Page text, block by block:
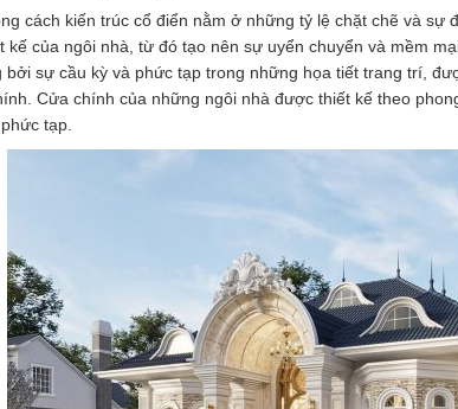
cách kiến trúc cổ điển nằm ở những tỷ lệ chặt chẽ và sự
kế của ngôi nhà, từ đó tạo nên sự uyển chuyển và mềm
bởi sự cầu kỳ và phức tạp trong những họa tiết trang trí,
Cửa chính của những ngôi nhà được thiết kế theo
tạp.